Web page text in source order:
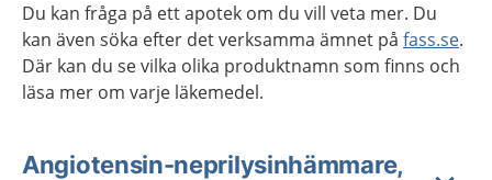
Du kan fråga på ett apotek om du vill veta mer. Du
kan även söka efter det verksamma ämnet på fass.se.
Där kan du se vilka olika produktnamn som finns och
läsa mer om varje läkemedel.
Angiotensin-neprilysinhämmare,